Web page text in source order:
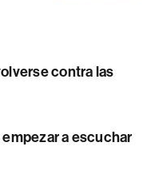
contra las
a escuchar